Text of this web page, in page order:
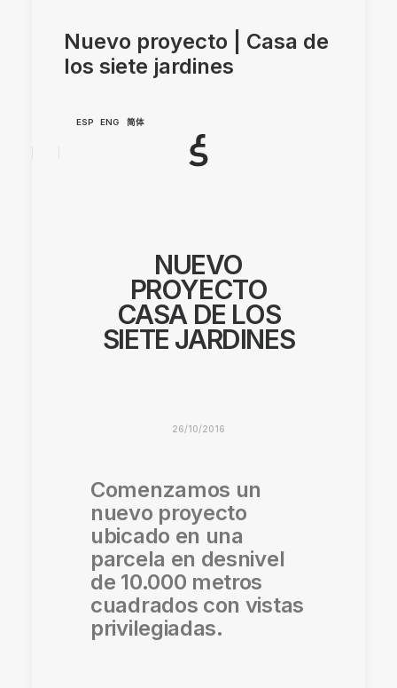
Nuevo proyecto | Casa de
los siete jardines
ESP ENG 简体
NUEVO
PROYECTO
CASA DE LOS
SIETE JARDINES
26/10/2016
Comenzamos un
nuevo proyecto
ubicado en una
parcela en desnivel
de 10.000 metros
cuadrados con vistas
privilegiadas.